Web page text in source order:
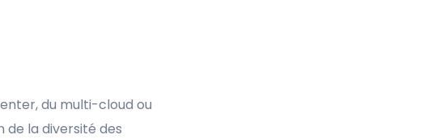
du multi-cloud ou
de la diversité des